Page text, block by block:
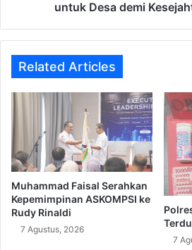
untuk Desa demi
Related Articles
Muhammad Faisal Serahkan
Kepemimpinan ASKOMPSI ke
Rudy Rinaldi
7 Agustus, 2026
7